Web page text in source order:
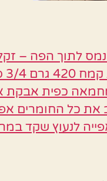
לתוך הפה –
/מחמאה כפית
את כל החומרים
לנעוץ שקד